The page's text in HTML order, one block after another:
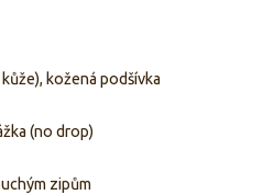
kožená podšívka
(no drop)
zipům